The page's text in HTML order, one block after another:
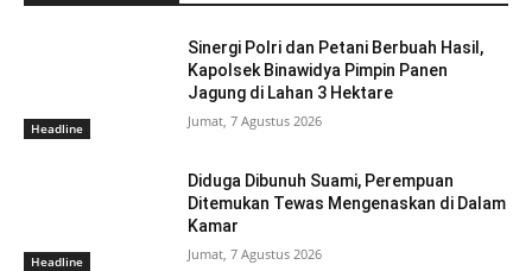
Headline
Sinergi Polri dan Petani Berbuah Hasil,
Kapolsek Binawidya Pimpin Panen
Jagung di Lahan 3 Hektare
Jumat, 7 Agustus 2026
Headline
Diduga Dibunuh Suami, Perempuan
Ditemukan Tewas Mengenaskan di Dalam
Kamar
Jumat, 7 Agustus 2026